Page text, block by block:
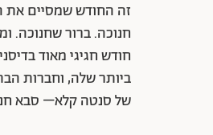
זה החודש שמסיים את
חנוכה. ברור שחנוכה.
חודש חגיגי מאוד
ביותר שלה, וחברות
של סנטה קלא– סבא